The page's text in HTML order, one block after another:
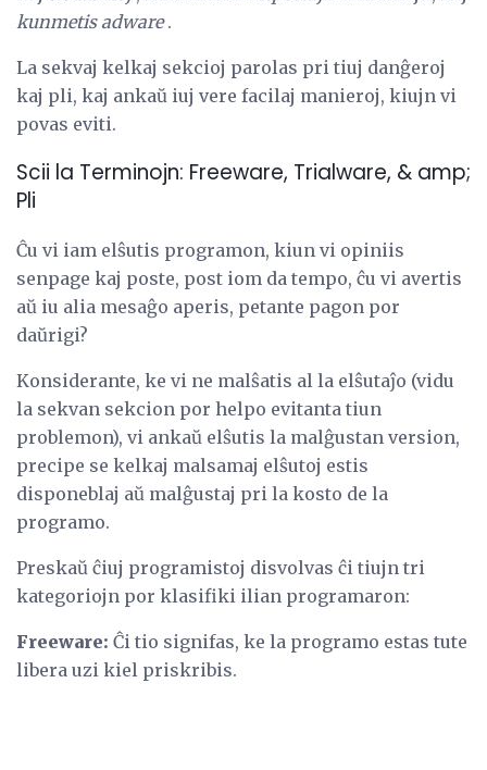
kunmetis adware.
La sekvaj kelkaj sekcioj parolas pri tiuj danĝeroj
kaj pli, kaj ankaŭ iuj vere facilaj manieroj, kiujn vi
povas eviti.
Scii la Terminojn: Freeware, Trialware, & amp;
Pli
Ĉu vi iam elŝutis programon, kiun vi opiniis
senpage kaj poste, post iom da tempo, ĉu vi avertis
aŭ iu alia mesaĝo aperis, petante pagon por
daŭrigi?
Konsiderante, ke vi ne malŝatis al la elŝutaĵo (vidu
la sekvan sekcion por helpo evitanta tiun
problemon), vi ankaŭ elŝutis la malĝustan version,
precipe se kelkaj malsamaj elŝutoj estis
disponeblaj aŭ malĝustaj pri la kosto de la
programo.
Preskaŭ ĉiuj programistoj disvolvas ĉi tiujn tri
kategoriojn por klasifiki ilian programaron:
Freeware: Ĉi tio signifas, ke la programo estas tute
libera uzi kiel priskribis.